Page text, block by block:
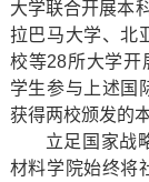
大学联合开展本
拉巴马大学、北
校等28所大学开
学生参与上述国
获得两校颁发的
立足国家战
材料学院始终将